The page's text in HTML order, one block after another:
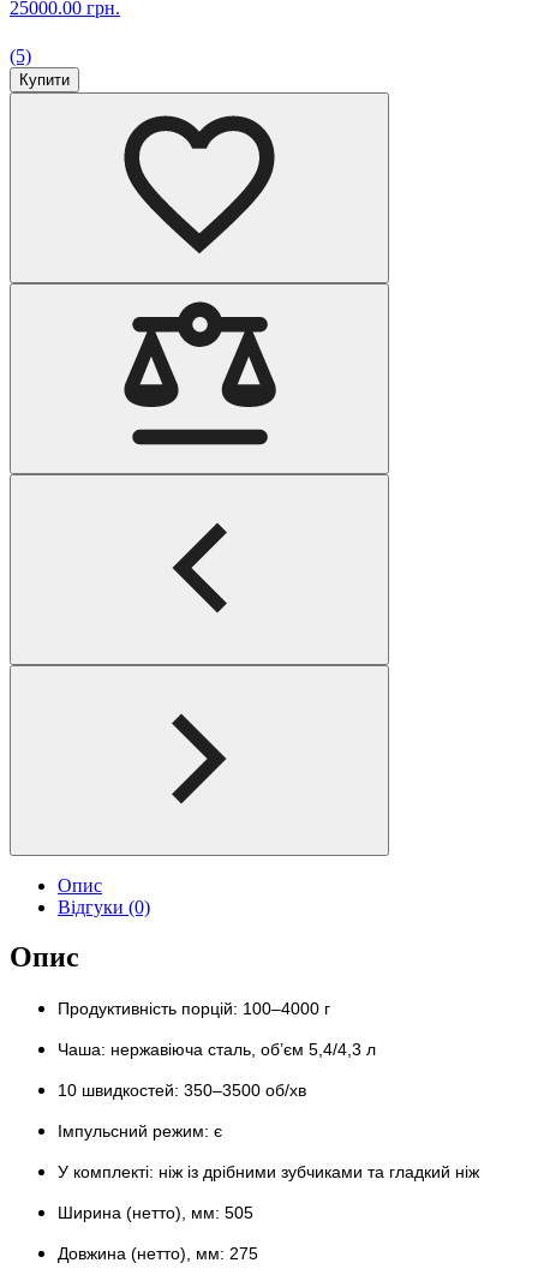
25000.00 грн.
(5)
Купити
Опис
Відгуки (0)
Опис
Продуктивність порцій: 100–4000 г
Чаша: нержавіюча сталь, об’єм 5,4/4,3 л
10 швидкостей: 350–3500 об/хв
Імпульсний режим: є
У комплекті: ніж із дрібними зубчиками та гладкий ніж
Ширина (нетто), мм: 505
Довжина (нетто), мм: 275